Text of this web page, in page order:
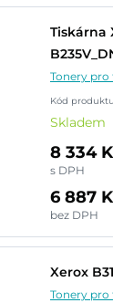
Tiskárna
Tonery pro
Kód
Skladem
8 334
s DPH
6 887
bez DPH
Xerox
Tonery pro